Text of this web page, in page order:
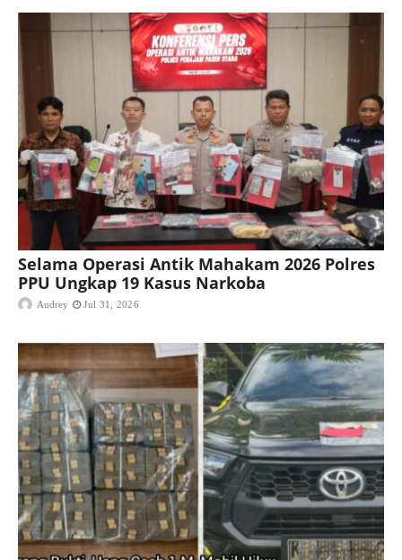
Selama Operasi Antik Mahakam 2026 Polres
PPU Ungkap 19 Kasus Narkoba
Audrey Jul 31, 2026